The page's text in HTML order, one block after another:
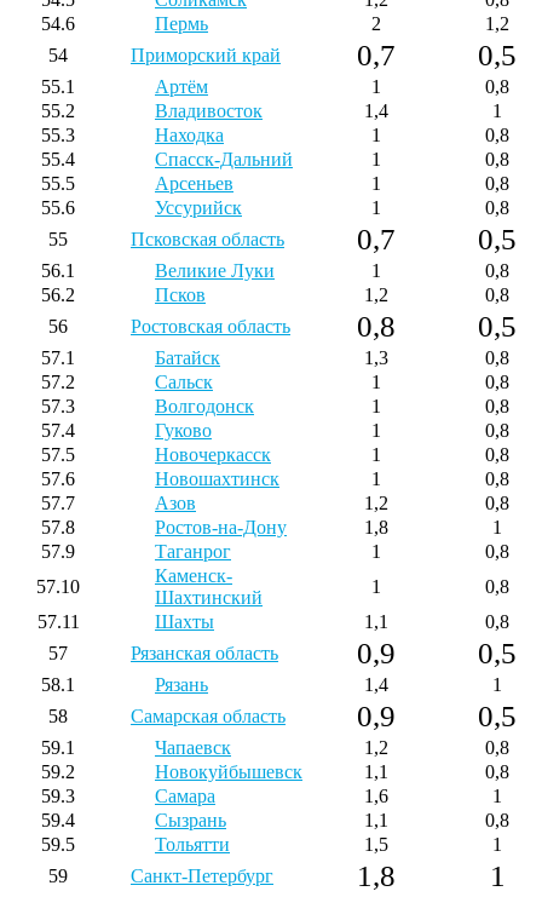
54.6
Пермь 2
1,2
54
Приморский край 0,7 0,5
55.1 Артём 1
0,8
55.2
Владивосток 1,4
1
55.3
Находка 1
0,8
55.4
Спасск-Дальний 1
0,8
55.5
Арсеньев 1
0,8
55.6
Уссурийск 1
0,8
55
Псковская область 0,7 0,5
56.1 Великие Луки 1
0,8
56.2
Псков 1,2
0,8
56
Ростовская область 0,8 0,5
57.1 Батайск 1,3
0,8
57.2
Сальск 1
0,8
57.3
Волгодонск 1
0,8
57.4
Гуково 1
0,8
57.5
Новочеркасск 1
0,8
57.6
Новошахтинск 1
0,8
57.7
Азов 1,2
0,8
57.8
Ростов-на-Дону 1,8
1
57.9
Таганрог 1
0,8
57.10
Каменск-
Шахтинский
1
0,8
57.11
Шахты 1,1
0,8
57
Рязанская область 0,9 0,5
58.1 Рязань 1,4
1
58
Самарская область 0,9 0,5
59.1 Чапаевск 1,2
0,8
59.2
Новокуйбышевск 1,1
0,8
59.3
Самара 1,6
1
59.4
Сызрань 1,1
0,8
59.5
Тольятти 1,5
1
59
Санкт-Петербург 1,8 1